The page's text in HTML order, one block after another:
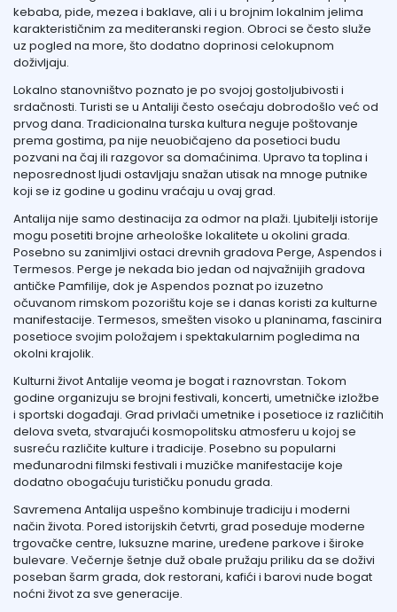
kebaba, pide, mezea i baklave, ali i u brojnim lokalnim jelima
karakterističnim za mediteranski region. Obroci se često služe
uz pogled na more, što dodatno doprinosi celokupnom
doživljaju.
Lokalno stanovništvo poznato je po svojoj gostoljubivosti i
srdačnosti. Turisti se u Antaliji često osećaju dobrodošlo već od
prvog dana. Tradicionalna turska kultura neguje poštovanje
prema gostima, pa nije neuobičajeno da posetioci budu
pozvani na čaj ili razgovor sa domaćinima. Upravo ta toplina i
neposrednost ljudi ostavljaju snažan utisak na mnoge putnike
koji se iz godine u godinu vraćaju u ovaj grad.
Antalija nije samo destinacija za odmor na plaži. Ljubitelji istorije
mogu posetiti brojne arheološke lokalitete u okolini grada.
Posebno su zanimljivi ostaci drevnih gradova Perge, Aspendos i
Termesos. Perge je nekada bio jedan od najvažnijih gradova
antičke Pamfilije, dok je Aspendos poznat po izuzetno
očuvanom rimskom pozorištu koje se i danas koristi za kulturne
manifestacije. Termesos, smešten visoko u planinama, fascinira
posetioce svojim položajem i spektakularnim pogledima na
okolni krajolik.
Kulturni život Antalije veoma je bogat i raznovrstan. Tokom
godine organizuju se brojni festivali, koncerti, umetničke izložbe
i sportski događaji. Grad privlači umetnike i posetioce iz različitih
delova sveta, stvarajući kosmopolitsku atmosferu u kojoj se
susreću različite kulture i tradicije. Posebno su popularni
međunarodni filmski festivali i muzičke manifestacije koje
dodatno obogaćuju turističku ponudu grada.
Savremena Antalija uspešno kombinuje tradiciju i moderni
način života. Pored istorijskih četvrti, grad poseduje moderne
trgovačke centre, luksuzne marine, uređene parkove i široke
bulevare. Večernje šetnje duž obale pružaju priliku da se doživi
poseban šarm grada, dok restorani, kafići i barovi nude bogat
noćni život za sve generacije.